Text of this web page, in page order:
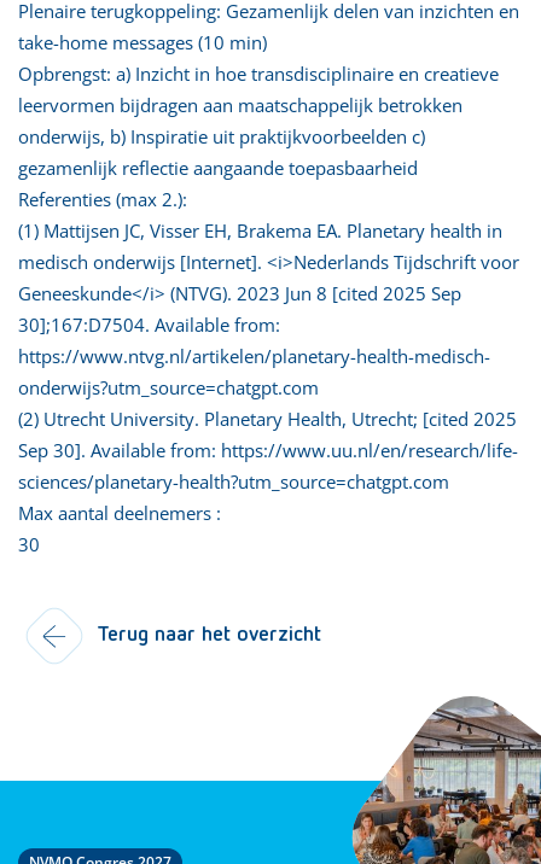
Plenaire terugkoppeling: Gezamenlijk delen van inzichten en
take-home messages (10 min)
Opbrengst: a) Inzicht in hoe transdisciplinaire en creatieve
leervormen bijdragen aan maatschappelijk betrokken
onderwijs, b) Inspiratie uit praktijkvoorbeelden c)
gezamenlijk reflectie aangaande toepasbaarheid
Referenties (max 2.):
(1) Mattijsen JC, Visser EH, Brakema EA. Planetary health in
medisch onderwijs [Internet]. <i>Nederlands Tijdschrift voor
Geneeskunde</i> (NTVG). 2023 Jun 8 [cited 2025 Sep
30];167:D7504. Available from:
https://www.ntvg.nl/artikelen/planetary-health-medisch-
onderwijs?utm_source=chatgpt.com
(2) Utrecht University. Planetary Health, Utrecht; [cited 2025
Sep 30]. Available from: https://www.uu.nl/en/research/life-
sciences/planetary-health?utm_source=chatgpt.com
Max aantal deelnemers :
30
Terug naar het overzicht